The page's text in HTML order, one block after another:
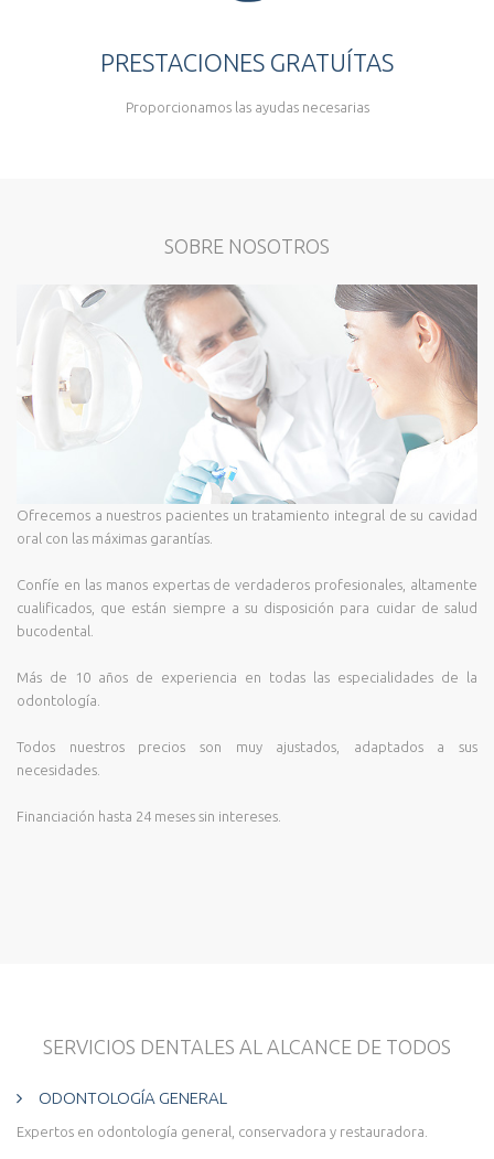
PRESTACIONES GRATUÍTAS
Proporcionamos las ayudas necesarias
SOBRE NOSOTROS
Ofrecemos a nuestros pacientes un tratamiento integral de su cavidad
oral con las máximas garantías.
Confíe en las manos expertas de verdaderos profesionales, altamente
cualificados, que están siempre a su disposición para cuidar de salud
bucodental.
Más de 10 años de experiencia en todas las especialidades de la
odontología.
Todos nuestros precios son muy ajustados, adaptados a sus
necesidades.
Financiación hasta 24 meses sin intereses.
SERVICIOS DENTALES AL ALCANCE DE TODOS
ODONTOLOGÍA GENERAL
Expertos en odontología general, conservadora y restauradora.